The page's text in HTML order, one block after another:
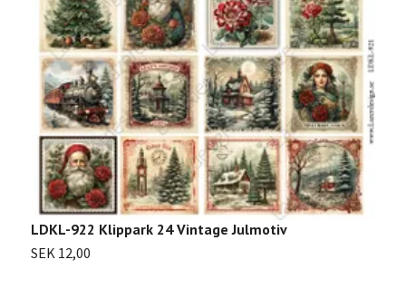
LDKL-922 Klippark 24 Vintage Julmotiv
SEK 12,00